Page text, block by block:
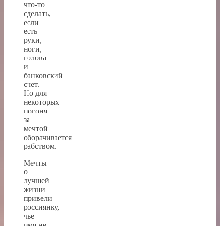
что-то
сделать,
если
есть
руки,
ноги,
голова
и
банковский
счет.
Но для
некоторых
погоня
за
мечтой
оборачивается
рабством.
Мечты
о
лучшей
жизни
привели
россиянку,
чье